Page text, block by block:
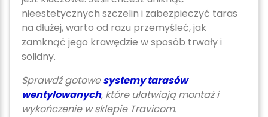
nieestetycznych szczelin i zabezpieczyć taras
na dłużej, warto od razu przemyśleć, jak
zamknąć jego krawędzie w sposób trwały i
solidny.
Sprawdź gotowe systemy tarasów
wentylowanych, które ułatwiają montaż i
wykończenie w sklepie Travicom.